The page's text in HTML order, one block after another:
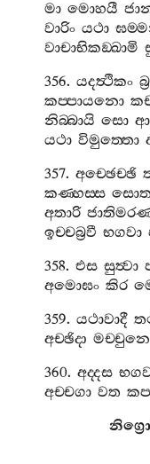
මා මොහයී
වාරිං යථා
වාචාභිකඞ‍්ඛාමි
356.යදත්‍ථිකං
කප‍්පායනො
නිබ‍්බායි සො
යථා විමුත‍්තො
357.අච‍්ඡෙච‍්ඡි
කණ‍්හස‍්ස
අතාරි
ඉච‍්චබ්‍රවී භගවා
358.එස සුත්‍වා
අමොඝං කිර
359.යථාවාදී
අච‍්ඡිදා
360.අද‍්දස
අච‍්චගා වත